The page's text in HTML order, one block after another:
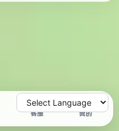
Powered by
客服 我的